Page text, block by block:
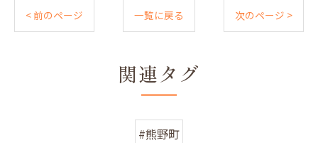
< 前のページ 一覧に戻る 次のページ >
関連タグ
#熊野町